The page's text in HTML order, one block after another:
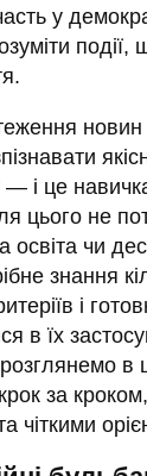
у
новин
— і це
цього не
освіта чи
знання
і
в їх
в
за
чіткими